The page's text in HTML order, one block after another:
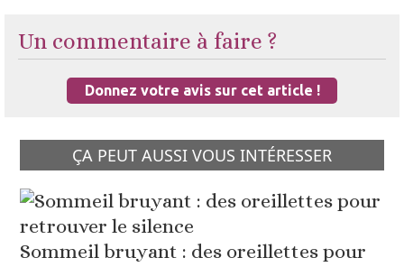
Un commentaire à faire ?
Donnez votre avis sur cet article !
ÇA PEUT AUSSI VOUS INTÉRESSER
Sommeil bruyant : des oreillettes pour